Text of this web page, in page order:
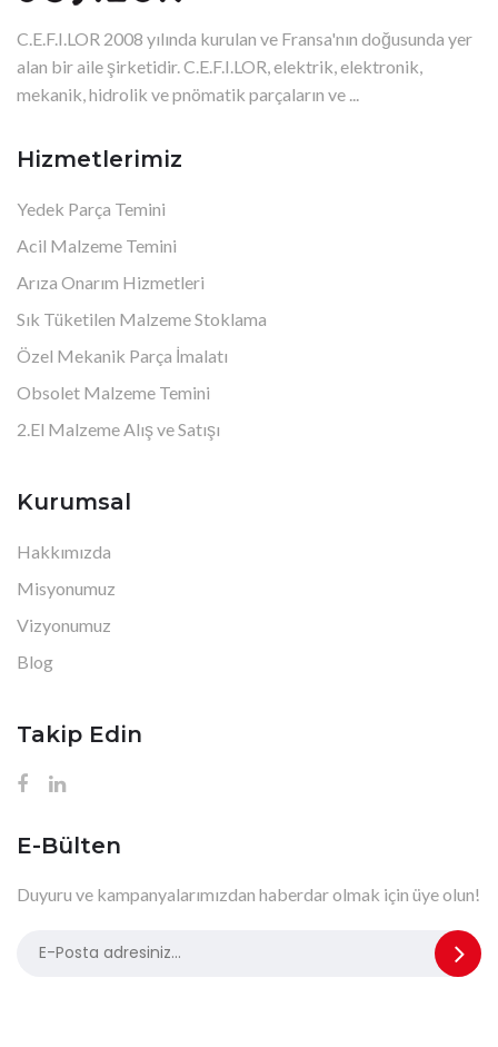
C.E.F.I.LOR 2008 yılında kurulan ve Fransa'nın doğusunda yer
alan bir aile şirketidir. C.E.F.I.LOR, elektrik, elektronik,
mekanik, hidrolik ve pnömatik parçaların ve ...
Hizmetlerimiz
Yedek Parça Temini
Acil Malzeme Temini
Arıza Onarım Hizmetleri
Sık Tüketilen Malzeme Stoklama
Özel Mekanik Parça İmalatı
Obsolet Malzeme Temini
2.El Malzeme Alış ve Satışı
Kurumsal
Hakkımızda
Misyonumuz
Vizyonumuz
Blog
Takip Edin
E-Bülten
Duyuru ve kampanyalarımızdan haberdar olmak için üye olun!